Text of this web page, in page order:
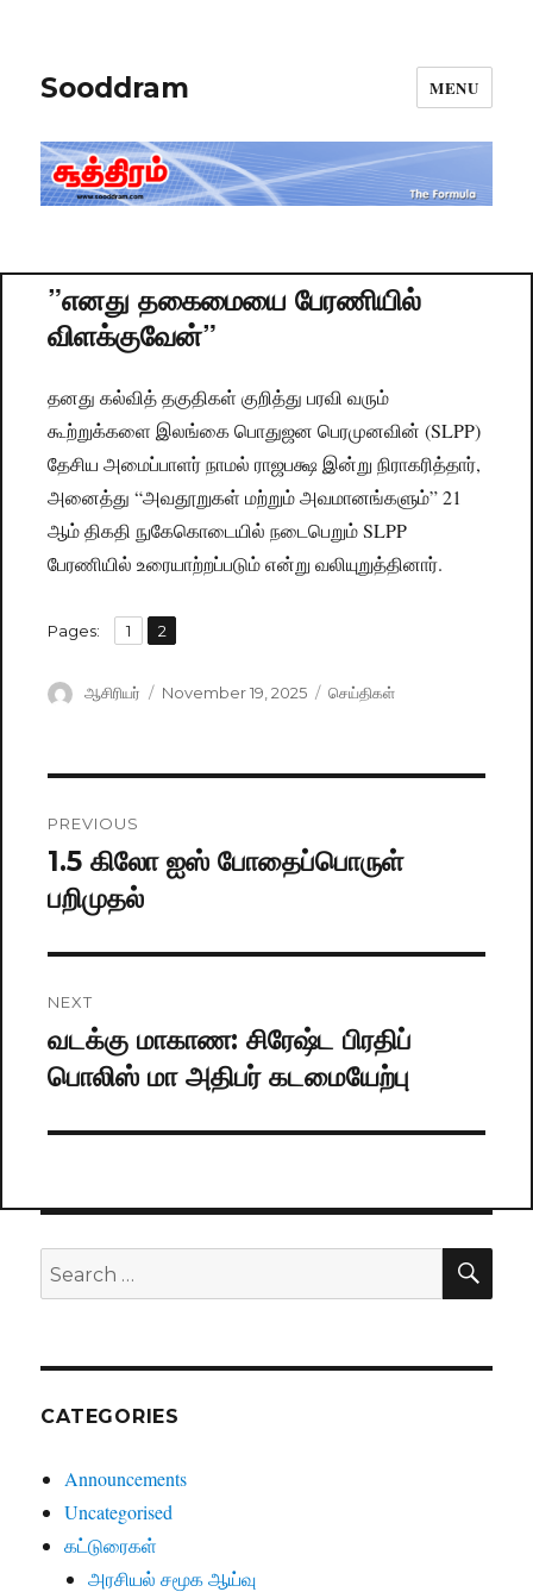
Sooddram MENU
”எனது தகைமையை பேரணியில்
விளக்குவேன்”
தனது கல்வித் தகுதிகள் குறித்து பரவி வரும்
கூற்றுக்களை இலங்கை பொதுஜன பெரமுனவின் (SLPP)
தேசிய அமைப்பாளர் நாமல் ராஜபக்ஷ இன்று நிராகரித்தார்,
அனைத்து “அவதூறுகள் மற்றும் அவமானங்களும்” 21
ஆம் திகதி நுகேகொடையில் நடைபெறும் SLPP
பேரணியில் உரையாற்றப்படும் என்று வலியுறுத்தினார்.
Pages: Page
1 ,
Page
2
Author
ஆசிரியர்
Posted
November 19, 2025 Categories
செய்திகள்
navigation
PREVIOUS
Previous
post:
1.5 கிலோ ஐஸ் போதைப்பொருள்
பறிமுதல்
NEXT
Next
post:
வடக்கு மாகாண: சிரேஷ்ட பிரதிப்
பொலிஸ் மா அதிபர் கடமையேற்பு
Search
for:
CATEGORIES
Announcements
Uncategorised
கட்டுரைகள்
அரசியல் சமூக ஆய்வு